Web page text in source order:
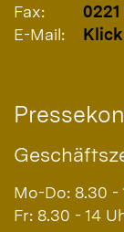
Fax:
E-Mail:
Mo-Do: 8.30 -
Fr: 8.30 - 14